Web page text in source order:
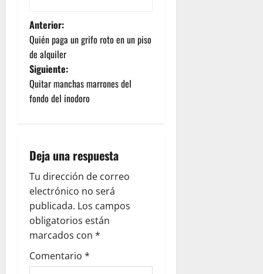
N
a
v
e
a
c
i
ó
n
Anterior:
Quién paga un grifo roto en un piso
de alquiler
Siguiente:
Quitar manchas marrones del
fondo del inodoro
Deja una respuesta
Tu dirección de correo
electrónico no será
publicada. Los campos
obligatorios están
marcados con *
Comentario *